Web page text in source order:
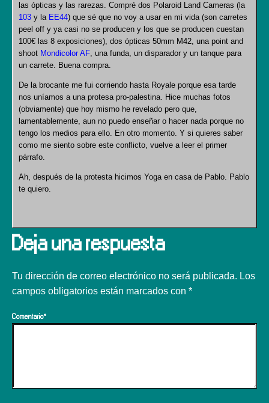
las ópticas y las rarezas. Compré dos Polaroid Land Cameras (la
103 y la EE44) que sé que no voy a usar en mi vida (son carretes
peel off y ya casi no se producen y los que se producen cuestan
100€ las 8 exposiciones), dos ópticas 50mm M42, una point and
shoot Mondicolor AF, una funda, un disparador y un tanque para
un carrete. Buena compra.
De la brocante me fui corriendo hasta Royale porque esa tarde
nos uníamos a una protesa pro-palestina. Hice muchas fotos
(obviamente) que hoy mismo he revelado pero que,
lamentablemente, aun no puedo enseñar o hacer nada porque no
tengo los medios para ello. En otro momento. Y si quieres saber
como me siento sobre este conflicto, vuelve a leer el primer
párrafo.
Ah, después de la protesta hicimos Yoga en casa de Pablo. Pablo
te quiero.
Deja una respuesta
Tu dirección de correo electrónico no será publicada. Los
campos obligatorios están marcados con *
Comentario*